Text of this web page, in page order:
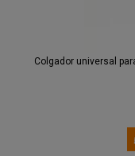
Colgador universal